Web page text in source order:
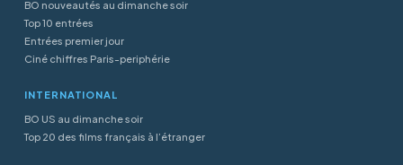
BO nouveautés au dimanche soir
Top 10 entrées
Entrées premier jour
Ciné chiffres Paris-periphérie
INTERNATIONAL
BO US au dimanche soir
Top 20 des films français à l’étranger